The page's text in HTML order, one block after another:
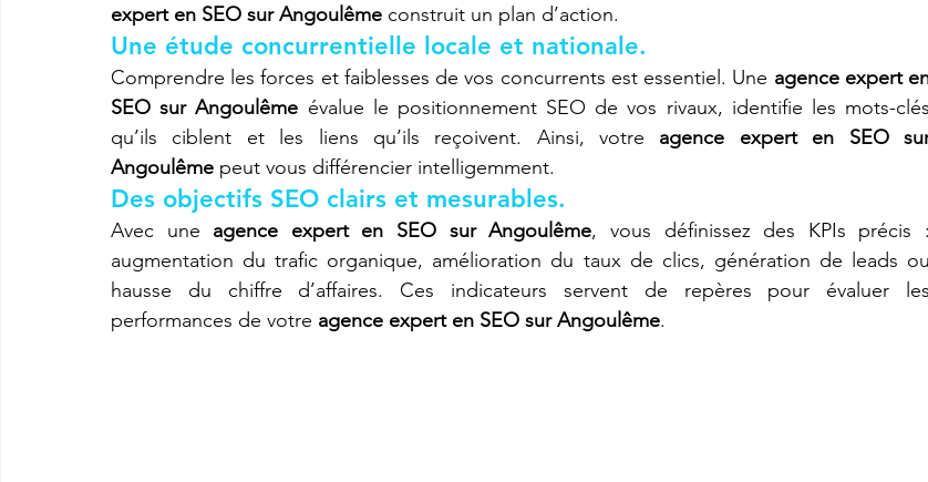
expert en SEO sur Angoulême construit un plan d’action.
Une étude concurrentielle locale et nationale.
Comprendre les forces et faiblesses de vos concurrents est essentiel. Une agence expert
SEO sur Angoulême évalue le positionnement SEO de vos rivaux, identifie les mots-clés
qu’ils ciblent et les liens qu’ils reçoivent. Ainsi, votre agence expert en SEO
Angoulême peut vous différencier intelligemment.
Des objectifs SEO clairs et mesurables.
Avec une agence expert en SEO sur Angoulême, vous définissez des KPIs précis :
augmentation du trafic organique, amélioration du taux de clics, génération de leads ou
hausse du chiffre d’affaires. Ces indicateurs servent de repères pour évaluer les
performances de votre agence expert en SEO sur Angoulême.